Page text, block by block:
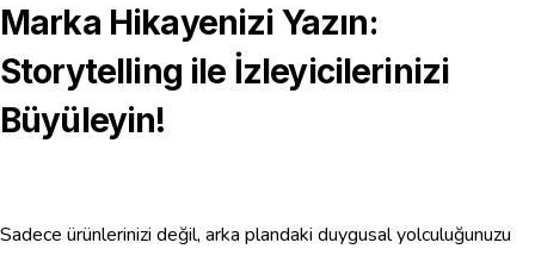
Marka Hikayenizi Yazın:
Storytelling ile İzleyicilerinizi
Büyüleyin!
Sadece ürünlerinizi değil, arka plandaki duygusal yolculuğunuzu